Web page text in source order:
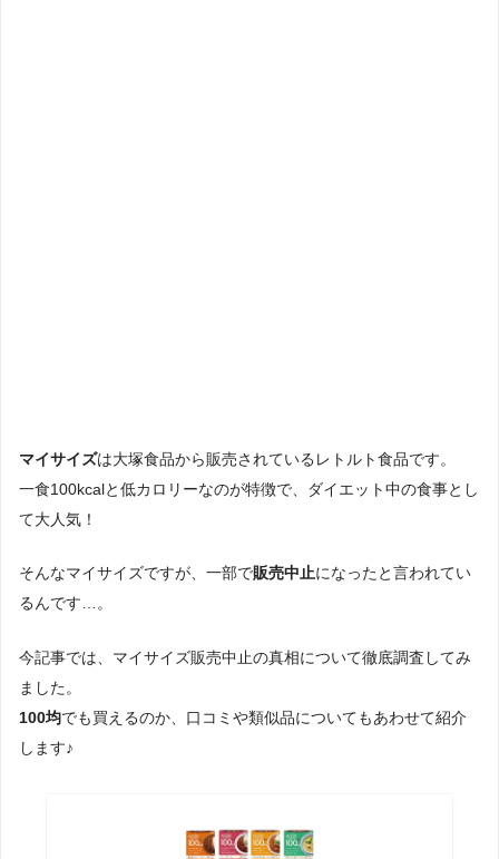
マイサイズは大塚食品から販売されているレトルト食品です。
一食100kcalと低カロリーなのが特徴で、ダイエット中の食事とし
て大人気！
そんなマイサイズですが、一部で販売中止になったと言われてい
るんです…。
今記事では、マイサイズ販売中止の真相について徹底調査してみ
ました。
100均でも買えるのか、口コミや類似品についてもあわせて紹介
します♪